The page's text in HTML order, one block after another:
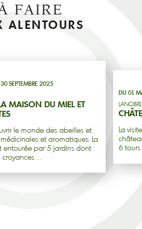
FAIRE
ALENTOURS
SEPTEMBRE 2025
MAISON DU MIEL ET
le monde des abeilles et
et aromatiques. La
entourée par 5 jardins dont :
DU 01
LANOBRE
La
6